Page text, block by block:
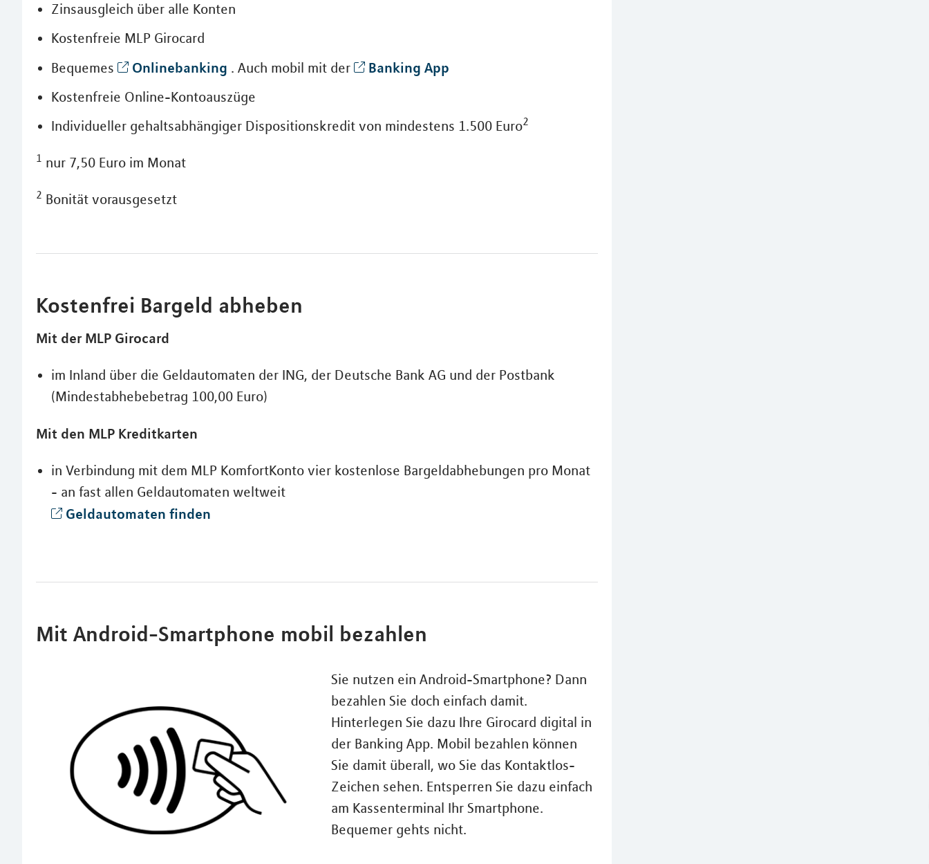
Zinsausgleich über alle Konten
Kostenfreie MLP Girocard
Bequemes
Onlinebanking . Auch mobil mit der Banking App
Kostenfreie Online-Kontoauszüge
Individueller gehaltsabhängiger Dispositionskredit von mindestens 1.500 Euro2
1 nur 7,50 Euro im Monat
2 Bonität vorausgesetzt
Kostenfrei Bargeld abheben
Mit der MLP Girocard
im Inland über die Geldautomaten der ING, der Deutsche Bank AG und der Postbank
(Mindestabhebebetrag 100,00 Euro)
Mit den MLP Kreditkarten
in Verbindung mit dem MLP KomfortKonto vier kostenlose Bargeldabhebungen pro Monat
- an fast allen Geldautomaten weltweit
Geldautomaten finden
Mit Android-Smartphone mobil bezahlen
Sie nutzen ein Android-Smartphone? Dann
bezahlen Sie doch einfach damit.
Hinterlegen Sie dazu Ihre Girocard digital in
der Banking App. Mobil bezahlen können
Sie damit überall, wo Sie das Kontaktlos-
Zeichen sehen. Entsperren Sie dazu einfach
am Kassenterminal Ihr Smartphone.
Bequemer gehts nicht.